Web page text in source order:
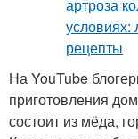
На YouTube
приготовления
состоит из мёда,